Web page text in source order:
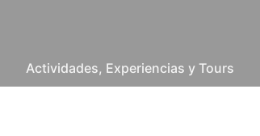
Actividades, Experiencias y Tours